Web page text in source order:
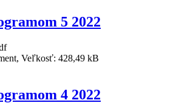
5 2022
Veľkosť: 428,49 kB
4 2022